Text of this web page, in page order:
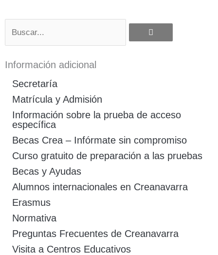
Información adicional
Secretaría
Matrícula y Admisión
Información sobre la prueba de acceso
específica
Becas Crea – Infórmate sin compromiso
Curso gratuito de preparación a las pruebas
Becas y Ayudas
Alumnos internacionales en Creanavarra
Erasmus
Normativa
Preguntas Frecuentes de Creanavarra
Visita a Centros Educativos